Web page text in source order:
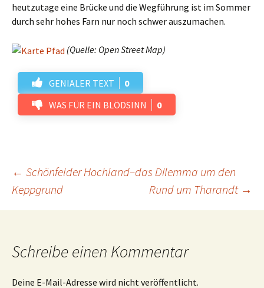
heutzutage eine Brücke und die Wegführung ist im Sommer
durch sehr hohes Farn nur noch schwer auszumachen.
(Quelle: Open Street Map)
GENIALER TEXT
0
WAS FÜR EIN BLÖDSINN
0
Beitrags-
Navigation
← Schönfelder Hochland–das Dilemma um den
Keppgrund
Rund um Tharandt →
Schreibe einen Kommentar
Deine E-Mail-Adresse wird nicht veröffentlicht.